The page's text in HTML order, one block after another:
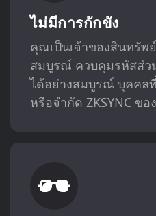
ไม่มีการกักขัง
คุณเป็นเจ้าของสินทรั
สมบูรณ์ ควบคุมรหัสส่
ได้อย่างสมบูรณ์ บุคคล
หรือจำกัด ZKSYNC ข